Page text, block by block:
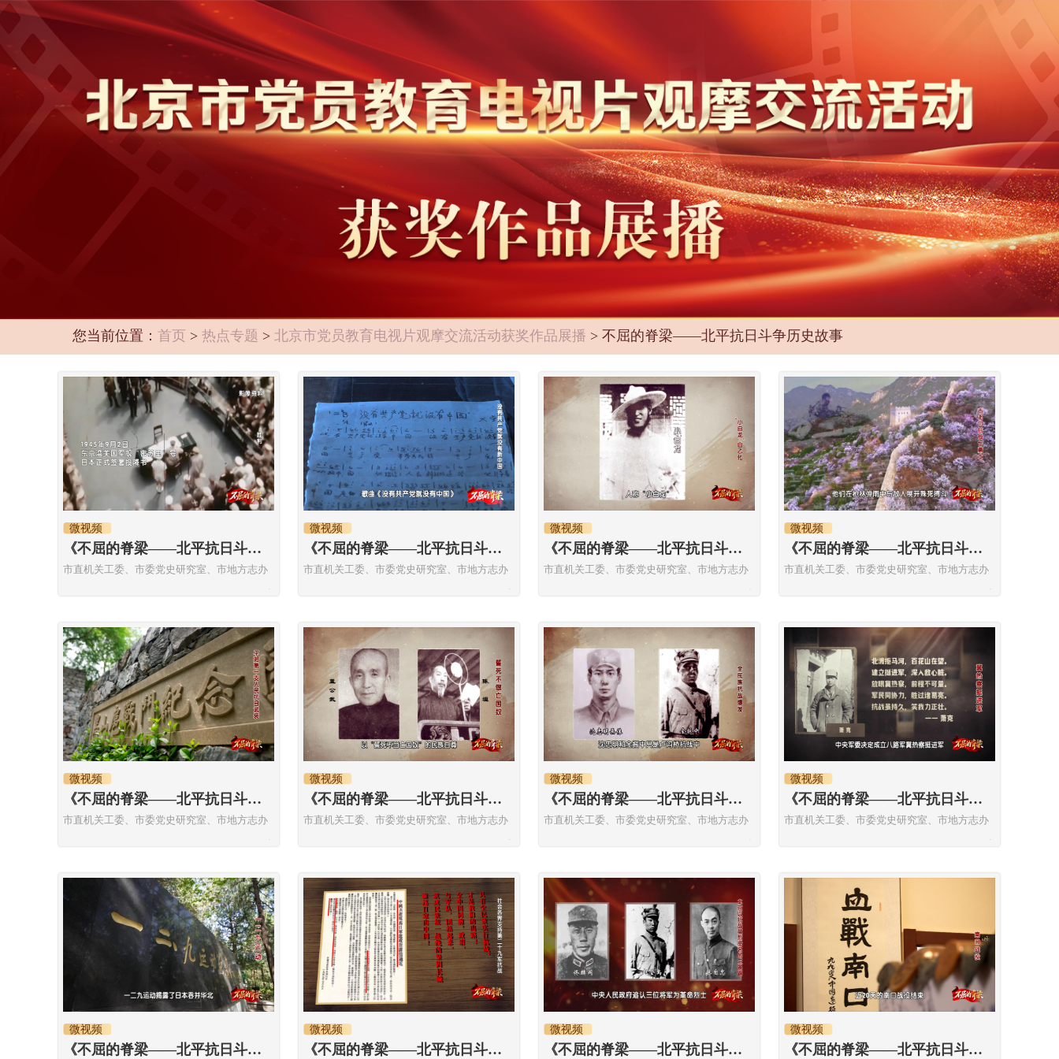
您当前位置： 首页 > 热点专题 > 北京市党员教育电视片观摩交流活动获奖作品展播 > 不屈的脊梁——北平抗日斗争历史故事
微视频
《不屈的脊梁——北平抗日斗争历史故事》胜利
市直机关工委、市委党史研究室、市地方志办
微视频
《不屈的脊梁——北平抗日斗争历史故事》没有共产党就没有新中国
市直机关工委、市委党史研究室、市地方志办
微视频
《不屈的脊梁——北平抗日斗争历史故事》“小白龙”白乙化
市直机关工委、市委党史研究室、市地方志办
微视频
《不屈的脊梁——北平抗日斗争历史故事》古北口抗战七勇士
市直机关工委、市委党史研究室、市地方志办
微视频
《不屈的脊梁——北平抗日斗争历史故事》平郊第一支人民抗日武装
市直机关工委、市委党史研究室、市地方志办
微视频
《不屈的脊梁——北平抗日斗争历史故事》誓死不做亡国奴
市直机关工委、市委党史研究室、市地方志办
微视频
《不屈的脊梁——北平抗日斗争历史故事》全民族抗战爆发
市直机关工委、市委党史研究室、市地方志办
微视频
《不屈的脊梁——北平抗日斗争历史故事》冀热察挺进军
市直机关工委、市委党史研究室、市地方志办
微视频
《不屈的脊梁——北平抗日斗争历史故事》一二九运动
微视频
《不屈的脊梁——北平抗日斗争历史故事》社会各界支持第二十九军抗战
微视频
《不屈的脊梁——北平抗日斗争历史故事》北京以抗战英烈命名的三条路
微视频
《不屈的脊梁——北平抗日斗争历史故事》南口战役